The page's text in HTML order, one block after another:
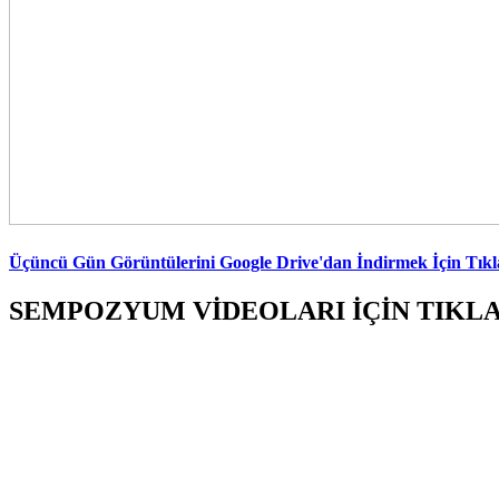
Üçüncü Gün Görüntülerini Google Drive'dan İndirmek İçin
SEMPOZYUM VİDEOLARI İÇİN